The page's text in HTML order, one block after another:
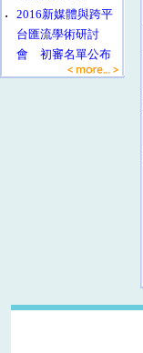
‧
2016新媒體與跨平
台匯流學術研討
會 初審名單公布